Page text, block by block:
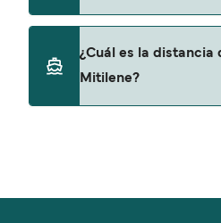
¿Cuál es la distancia
Mitilene?